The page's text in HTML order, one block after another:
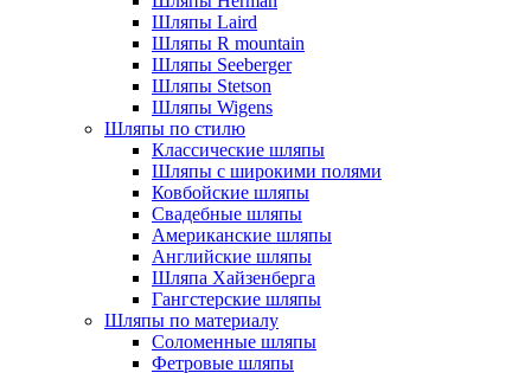
Шляпы Laird
Шляпы R mountain
Шляпы Seeberger
Шляпы Stetson
Шляпы Wigens
Шляпы по стилю
Классические шляпы
Шляпы с широкими полями
Ковбойские шляпы
Свадебные шляпы
Американские шляпы
Английские шляпы
Шляпа Хайзенберга
Гангстерские шляпы
Шляпы по материалу
Соломенные шляпы
Фетровые шляпы